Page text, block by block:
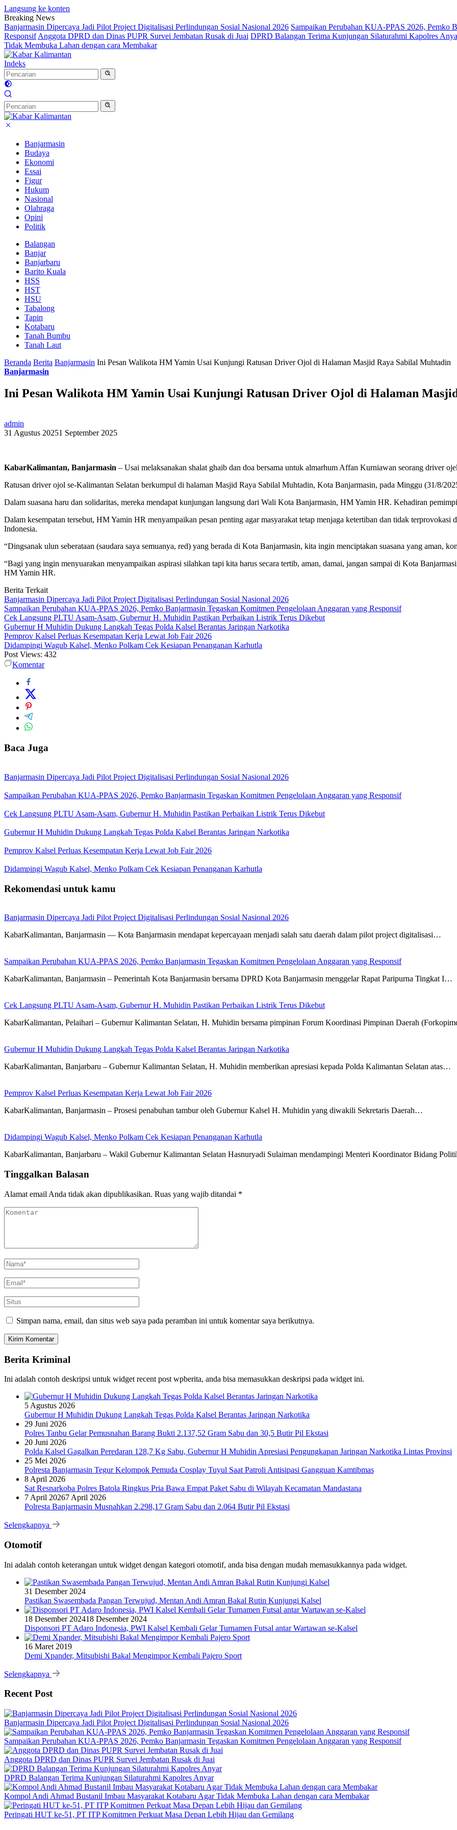
Langsung ke konten
Breaking News
Banjarmasin Dipercaya Jadi Pilot Project Digitalisasi Perlindungan Sosial Nasional 2026 Sampaikan Perubahan KUA-PPAS 2026, Pemko
Responsif Anggota DPRD dan Dinas PUPR Survei Jembatan Rusak di Juai DPRD Balangan Terima Kunjungan Silaturahmi Kapolres
Tidak Membuka Lahan dengan cara Membakar
Indeks
Banjarmasin
Budaya
Ekonomi
Essai
Figur
Hukum
Nasional
Olahraga
Opini
Politik
Balangan
Banjar
Banjarbaru
Barito Kuala
HSS
HST
HSU
Tabalong
Tapin
Kotabaru
Tanah Bumbu
Tanah Laut
Beranda Berita Banjarmasin Ini Pesan Walikota HM Yamin Usai Kunjungi Ratusan Driver Ojol di Halaman Masjid Raya Sabilal Muhtadin
Banjarmasin
Ini Pesan Walikota HM Yamin Usai Kunjungi Ratusan Driver Ojol di Halaman
admin
31 Agustus 20251 September 2025
KabarKalimantan, Banjarmasin – Usai melaksanakan shalat ghaib dan doa bersama untuk almarhum Affan Kurniawan seorang driver
Ratusan driver ojol se-Kalimantan Selatan berkumpul di halaman Masjid Raya Sabilal Muhtadin, Kota Banjarmasin, pada Minggu (31/8/
Dalam suasana haru dan solidaritas, mereka mendapat kunjungan langsung dari Wali Kota Banjarmasin, HM Yamin HR. Kehadiran
Dalam kesempatan tersebut, HM Yamin HR menyampaikan pesan penting agar masyarakat tetap menjaga ketertiban dan tidak
Indonesia.
“Dingsanak ulun seberataan (saudara saya semuanya, red) yang berada di Kota Banjarmasin, kita ingin menciptakan suasana yang aman,
“Bagi yang ingin menyuarakan menyampaikan aspirasi silahkan tapi kita harus secara tertib, aman, damai, jangan sampai di Kota
HM Yamin HR.
Berita Terkait
Banjarmasin Dipercaya Jadi Pilot Project Digitalisasi Perlindungan Sosial Nasional 2026
Sampaikan Perubahan KUA-PPAS 2026, Pemko Banjarmasin Tegaskan Komitmen Pengelolaan Anggaran yang Responsif
Cek Langsung PLTU Asam-Asam, Gubernur H. Muhidin Pastikan Perbaikan Listrik Terus Dikebut
Gubernur H Muhidin Dukung Langkah Tegas Polda Kalsel Berantas Jaringan Narkotika
Pemprov Kalsel Perluas Kesempatan Kerja Lewat Job Fair 2026
Didampingi Wagub Kalsel, Menko Polkam Cek Kesiapan Penanganan Karhutla
Post Views: 432
Komentar
Baca Juga
Banjarmasin Dipercaya Jadi Pilot Project Digitalisasi Perlindungan Sosial Nasional 2026
Sampaikan Perubahan KUA-PPAS 2026, Pemko Banjarmasin Tegaskan Komitmen Pengelolaan Anggaran yang Responsif
Cek Langsung PLTU Asam-Asam, Gubernur H. Muhidin Pastikan Perbaikan Listrik Terus Dikebut
Gubernur H Muhidin Dukung Langkah Tegas Polda Kalsel Berantas Jaringan Narkotika
Pemprov Kalsel Perluas Kesempatan Kerja Lewat Job Fair 2026
Didampingi Wagub Kalsel, Menko Polkam Cek Kesiapan Penanganan Karhutla
Rekomendasi untuk kamu
Banjarmasin Dipercaya Jadi Pilot Project Digitalisasi Perlindungan Sosial Nasional 2026
KabarKalimantan, Banjarmasin — Kota Banjarmasin mendapat kepercayaan menjadi salah satu daerah dalam pilot project digitalisasi…
Sampaikan Perubahan KUA-PPAS 2026, Pemko Banjarmasin Tegaskan Komitmen Pengelolaan Anggaran yang Responsif
KabarKalimantan, Banjarmasin – Pemerintah Kota Banjarmasin bersama DPRD Kota Banjarmasin menggelar Rapat Paripurna Tingkat I…
Cek Langsung PLTU Asam-Asam, Gubernur H. Muhidin Pastikan Perbaikan Listrik Terus Dikebut
KabarKalimantan, Pelaihari – Gubernur Kalimantan Selatan, H. Muhidin bersama pimpinan Forum Koordinasi Pimpinan Daerah
Gubernur H Muhidin Dukung Langkah Tegas Polda Kalsel Berantas Jaringan Narkotika
KabarKalimantan, Banjarbaru – Gubernur Kalimantan Selatan, H. Muhidin memberikan apresiasi kepada Polda Kalimantan Selatan atas…
Pemprov Kalsel Perluas Kesempatan Kerja Lewat Job Fair 2026
KabarKalimantan, Banjarmasin – Prosesi penabuhan tambur oleh Gubernur Kalsel H. Muhidin yang diwakili Sekretaris Daerah…
Didampingi Wagub Kalsel, Menko Polkam Cek Kesiapan Penanganan Karhutla
KabarKalimantan, Banjarbaru – Wakil Gubernur Kalimantan Selatan Hasnuryadi Sulaiman mendampingi Menteri Koordinator Bidang
Tinggalkan Balasan
Alamat email Anda tidak akan dipublikasikan. Ruas yang wajib ditandai *
Simpan nama, email, dan situs web saya pada peramban ini untuk komentar saya berikutnya.
Berita Kriminal
Ini adalah contoh deskripsi untuk widget recent post wpberita, anda bisa memasukkan deskripsi pada widget ini.
5 Agustus 2026
Gubernur H Muhidin Dukung Langkah Tegas Polda Kalsel Berantas Jaringan Narkotika
29 Juni 2026
Polres Tanbu Gelar Pemusnahan Barang Bukti 2.137,52 Gram Sabu dan 30,5 Butir Pil Ekstasi
20 Juni 2026
Polda Kalsel Gagalkan Peredaran 128,7 Kg Sabu, Gubernur H Muhidin Apresiasi Pengungkapan Jaringan Narkotika Lintas Provinsi
25 Mei 2026
Polresta Banjarmasin Tegur Kelompok Pemuda Cosplay Tuyul Saat Patroli Antisipasi Gangguan Kamtibmas
8 April 2026
Sat Resnarkoba Polres Batola Ringkus Pria Bawa Empat Paket Sabu di Wilayah Kecamatan Mandastana
7 April 20267 April 2026
Polresta Banjarmasin Musnahkan 2.298,17 Gram Sabu dan 2.064 Butir Pil Ekstasi
Selengkapnya
Otomotif
Ini adalah contoh keterangan untuk widget dengan kategori otomotif, anda bisa dengan mudah memasukkannya pada widget.
31 Desember 2024
Pastikan Swasembada Pangan Terwujud, Mentan Andi Amran Bakal Rutin Kunjungi Kalsel
18 Desember 202418 Desember 2024
Disponsori PT Adaro Indonesia, PWI Kalsel Kembali Gelar Turnamen Futsal antar Wartawan se-Kalsel
16 Maret 2019
Demi Xpander, Mitsubishi Bakal Mengimpor Kembali Pajero Sport
Selengkapnya
Recent Post
Banjarmasin Dipercaya Jadi Pilot Project Digitalisasi Perlindungan Sosial Nasional 2026
Sampaikan Perubahan KUA-PPAS 2026, Pemko Banjarmasin Tegaskan Komitmen Pengelolaan Anggaran yang Responsif
Anggota DPRD dan Dinas PUPR Survei Jembatan Rusak di Juai
DPRD Balangan Terima Kunjungan Silaturahmi Kapolres Anyar
Kompol Andi Ahmad Bustanil Imbau Masyarakat Kotabaru Agar Tidak Membuka Lahan dengan cara Membakar
Peringati HUT ke-51, PT ITP Komitmen Perkuat Masa Depan Lebih Hijau dan Gemilang